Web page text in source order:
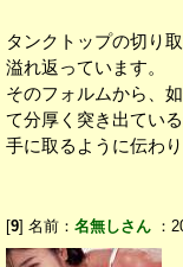
タンクトップの切り
溢れ返っています。
そのフォルムから、
て分厚く突き出ている
手に取るように伝わり
[9] 名前： 名無しさん ：